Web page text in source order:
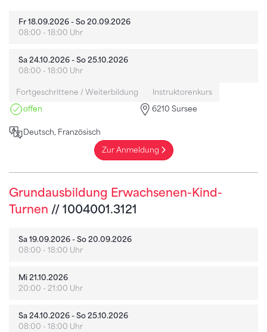
Fr 18.09.2026 - So 20.09.2026
08:00 - 18:00 Uhr
Sa 24.10.2026 - So 25.10.2026
08:00 - 18:00 Uhr
Fortgeschrittene / Weiterbildung
Instruktorenkurs
offen
6210 Sursee
Deutsch, Französisch
Zur Anmeldung
Grundausbildung Erwachsenen-Kind-
Turnen // 1004001.3121
Sa 19.09.2026 - So 20.09.2026
08:00 - 18:00 Uhr
Mi 21.10.2026
20:00 - 21:00 Uhr
Sa 24.10.2026 - So 25.10.2026
08:00 - 18:00 Uhr